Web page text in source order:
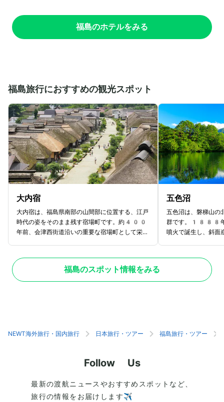
福島のホテルをみる
福島旅行におすすめの観光スポット
大内宿
大内宿は、福島県南部の山間部に位置する、江戸
時代の姿をそのまま残す宿場町です。約400
年前、会津西街道沿いの重要な宿場町として栄え
物群保存地区に選定されており、からぶき屋根の
お土産屋やお食事処が立ち並ぶ風景は、まるでタ
イムスリップしたかのような感覚を味わえます。
観光客がこの名物を目当てに訪れるほどです。
五色沼
五色沼は、磐梯山の
群です。1888年
噴火で誕生し、斜面
0の沼が森の中
シュラン・グリー
ています。「五色沼
ろ沼など、個性豊か
福島のスポット情報をみる
NEWT海外旅行・国内旅行 日本旅行・ツアー 福島旅行・ツアー
Follow Us
最新の渡航ニュースやおすすめスポットなど、
旅行の情報をお届けします✈️